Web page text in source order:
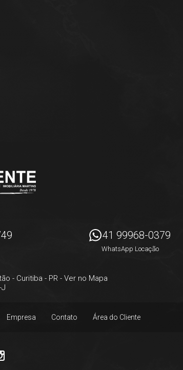
41 99968-0379
WhatsApp Locação
- Curitiba - PR - Ver no Mapa
J
Empresa Contato Área do Cliente